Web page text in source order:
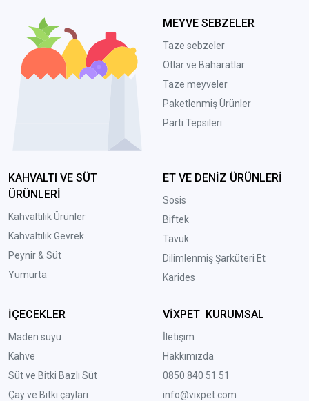
MEYVE SEBZELER
Taze sebzeler
Otlar ve Baharatlar
Taze meyveler
Paketlenmiş Ürünler
Parti Tepsileri
KAHVALTI VE SÜT
ÜRÜNLERİ
Kahvaltılık Ürünler
Kahvaltılık Gevrek
Peynir & Süt
Yumurta
ET VE DENİZ ÜRÜNLERİ
Sosis
Biftek
Tavuk
Dilimlenmiş Şarküteri Et
Karides
İÇECEKLER
Maden suyu
Kahve
Süt ve Bitki Bazlı Süt
Çay ve Bitki çayları
VİXPET KURUMSAL
İletişim
Hakkımızda
0850 840 51 51
info@vixpet.com